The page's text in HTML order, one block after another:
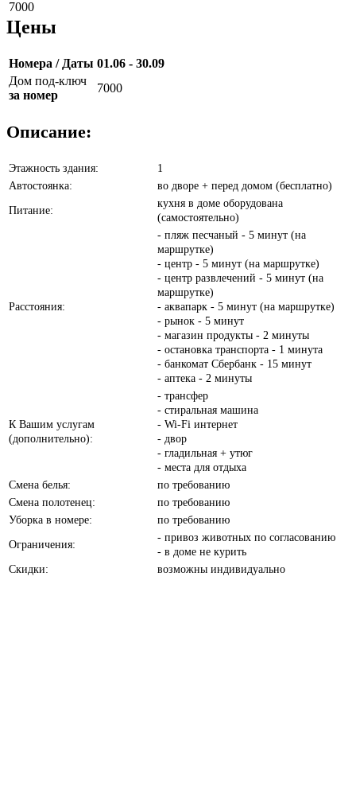
7000
Цены
Номера / Даты 01.06 - 30.09
Дом под-ключ
за номер
7000
Описание:
Этажность здания:
1
Автостоянка:
во дворе + перед домом (бесплатно)
Питание:
кухня в доме оборудована
(самостоятельно)
Расстояния:
- пляж песчаный - 5 минут (на
маршрутке)
- центр - 5 минут (на маршрутке)
- центр развлечений - 5 минут (на
маршрутке)
- аквапарк - 5 минут (на маршрутке)
- рынок - 5 минут
- магазин продукты - 2 минуты
- остановка транспорта - 1 минута
- банкомат Сбербанк - 15 минут
- аптека - 2 минуты
К Вашим услугам
(дополнительно):
- трансфер
- стиральная машина
- Wi-Fi интернет
- двор
- гладильная + утюг
- места для отдыха
Смена белья:
по требованию
Смена полотенец:
по требованию
Уборка в номере:
по требованию
Ограничения:
- привоз животных по согласованию
- в доме не курить
Скидки:
возможны индивидуально